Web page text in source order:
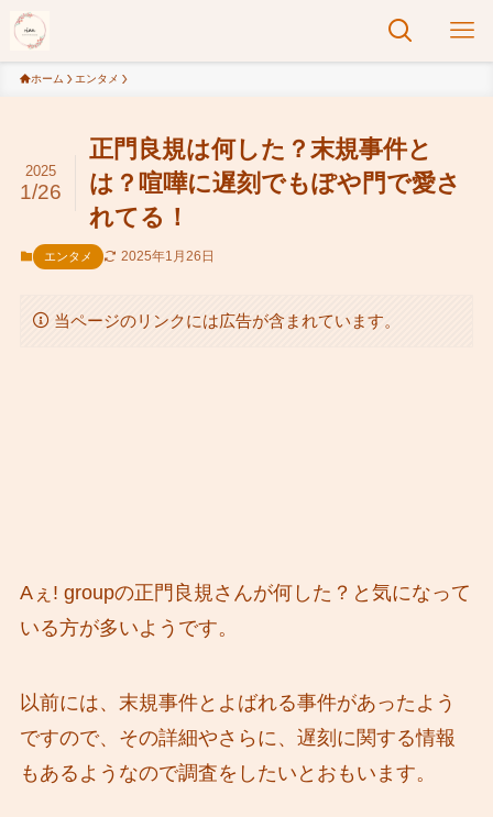
ホーム エンタメ
正門良規は何した？末規事件と
は？喧嘩に遅刻でもぽや門で愛さ
れてる！
2025
1/26
エンタメ 2025年1月26日
当ページのリンクには広告が含まれています。
Aぇ! groupの正門良規さんが何した？と気になって
いる方が多いようです。
以前には、末規事件とよばれる事件があったよう
ですので、その詳細やさらに、遅刻に関する情報
もあるようなので調査をしたいとおもいます。